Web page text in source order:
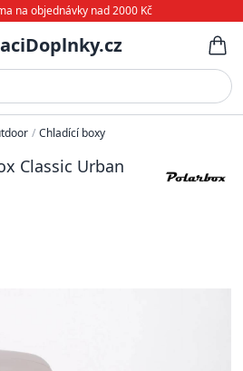
na objednávky nad 2000 Kč
/ Chladící boxy
Classic Urban